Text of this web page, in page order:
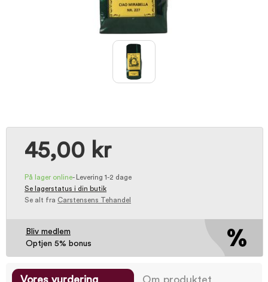
45,00 kr
På lager online-
Levering 1-2 dage
Se lagerstatus i din butik
Se alt fra Carstensens Tehandel
Bliv medlem
Optjen 5% bonus
Vores vurdering Om produktet